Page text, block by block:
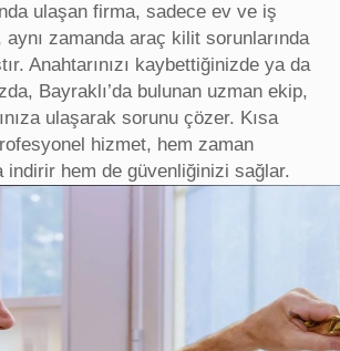
ulaşan firma, sadece ev ve iş
zamanda araç kilit sorunlarında
Anahtarınızı kaybettiğinizde ya da
Bayraklı’da bulunan uzman ekip,
ulaşarak sorunu çözer. Kısa
hizmet, hem zaman
indirir hem de güvenliğinizi sağlar.